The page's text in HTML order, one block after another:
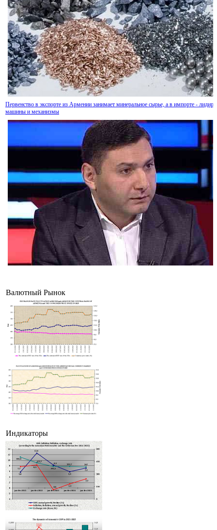
Первенство в экспорте из Армении занимает минеральное сырье, а в импорте -
машины и механизмы
Во внешней торговле Армении доля ЕС растет, а ЕАЭС сокращается
Валютный Рынок
Индикаторы